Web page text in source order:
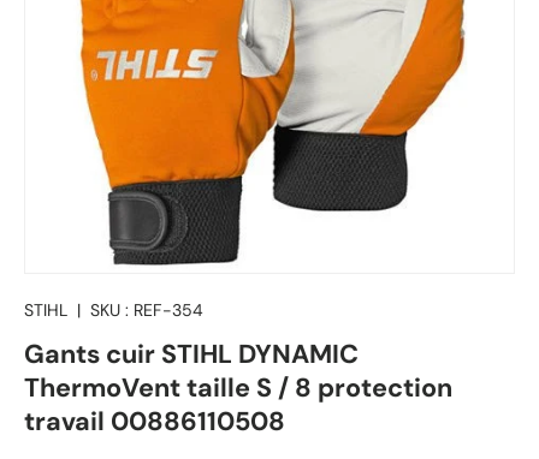
STIHL | SKU : REF-354
Gants cuir STIHL DYNAMIC
ThermoVent taille S / 8 protection
travail 00886110508